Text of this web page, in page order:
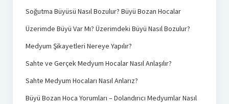
Soğutma Büyüsü Nasıl Bozulur? Büyü Bozan Hocalar
Üzerimde Büyü Var Mı? Üzerimdeki Büyü Nasıl Bozulur?
Medyum Şikayetleri Nereye Yapılır?
Sahte ve Gerçek Medyum Hocalar Nasıl Anlaşılır?
Sahte Medyum Hocaları Nasıl Anlarız?
Büyü Bozan Hoca Yorumları – Dolandırıcı Medyumlar Nasıl